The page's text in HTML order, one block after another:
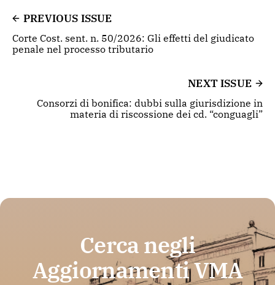
PREVIOUS ISSUE
Corte Cost. sent. n. 50/2026: Gli effetti del giudicato
penale nel processo tributario
NEXT ISSUE
Consorzi di bonifica: dubbi sulla giurisdizione in
materia di riscossione dei cd. “conguagli”
Cerca negli
Aggiornamenti VMA